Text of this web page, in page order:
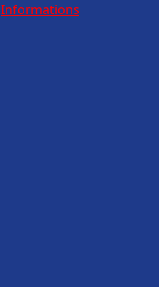
Informations